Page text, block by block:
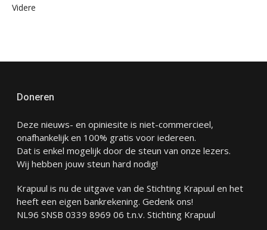
Videre
Doneren
Deze nieuws- en opiniesite is niet-commercieel,
onafhankelijk en 100% gratis voor iedereen.
Dat is enkel mogelijk door de steun van onze lezers.
Wij hebben jouw steun hard nodig!
Krapuul is nu de uitgave van de Stichting Krapuul en het
heeft een eigen bankrekening. Gedenk ons!
NL96 SNSB 0339 8969 06 t.n.v. Stichting Krapuul